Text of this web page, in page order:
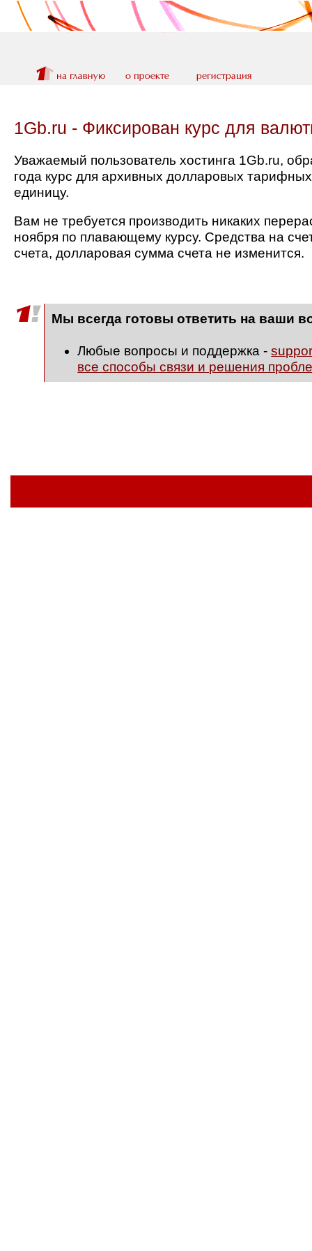
1Gb.ru - Фиксирован курс для
Уважаемый пользователь хостинга 1Gb.ru,
года курс для архивных долларовых
единицу.
Вам не требуется производить никаких
ноября по плавающему курсу. Средства на
счета, долларовая сумма счета не изменится.
Мы всегда готовы ответить на ваши
Любые вопросы и поддержка -
все способы связи и решения